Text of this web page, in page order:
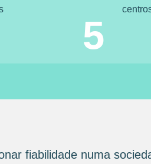
5
fiabilidade numa